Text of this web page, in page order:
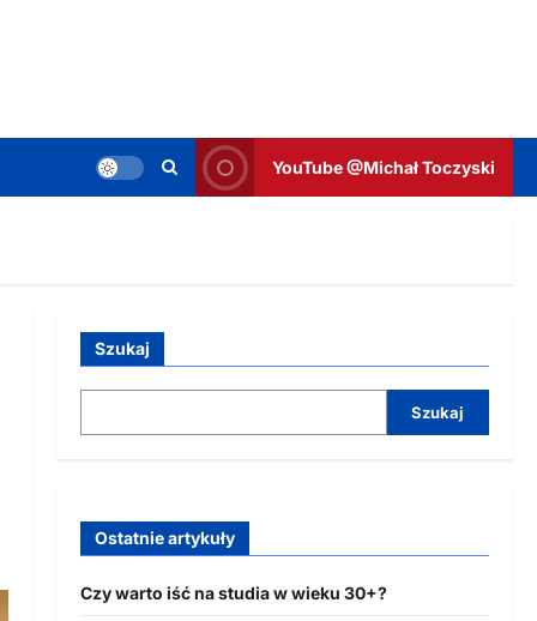
YouTube @Michał Toczyski
Szukaj
Szukaj
Ostatnie artykuły
Czy warto iść na studia w wieku 30+?